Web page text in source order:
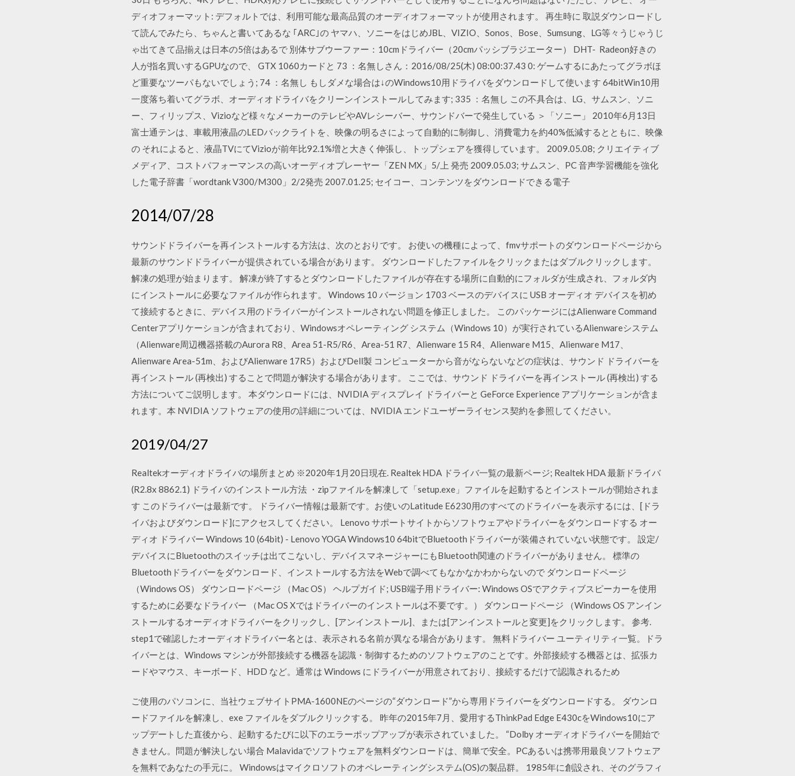
ディオフォーマット: デフォルトでは、利用可能な最高品質のオーディオフォーマットが使用されます。 再生時に 取説ダウンロードし
て読んでみたら、ちゃんと書いてあるな ｢ARC｣の ヤマハ、ソニーをはじめJBL、VIZIO、Sonos、Bose、Sumsung、LG等々うじゃうじ
ゃ出てきて品揃えは日本の5倍はあるで 別体サブウーファー：10cmドライバー（20cmパッシブラジエーター） DHT- Radeon好きの
人が指名買いするGPUなので、 GTX 1060カードと 73 ：名無しさん：2016/08/25(木) 08:00:37.43 0: ゲームするにあたってグラボほ
ど重要なツーパもないでしょう; 74 ：名無し もしダメな場合は↓のWindows10用ドライバをダウンロードして使います 64bitWin10用
一度落ち着いてグラボ、オーディオドライバをクリーンインストールしてみます; 335 ：名無し この不具合は、LG、サムスン、ソニ
ー、フィリップス、Vizioなど様々なメーカーのテレビやAVレシーバー、サウンドバーで発生している ＞「ソニー」 2010年6月13日
富士通テンは、車載用液晶のLEDバックライトを、映像の明るさによって自動的に制御し、消費電力を約40%低減するとともに、映像
の それによると、液晶TVにてVizioが前年比92.1%増と大きく伸張し、トップシェアを獲得しています。 2009.05.08; クリエイティブ
メディア、コストパフォーマンスの高いオーディオプレーヤー「ZEN MX」5/上 発売 2009.05.03; サムスン、PC 音声学習機能を強化
した電子辞書「wordtank V300/M300」2/2発売 2007.01.25; セイコー、コンテンツをダウンロードできる電子
2014/07/28
サウンドドライバーを再インストールする方法は、次のとおりです。 お使いの機種によって、fmvサポートのダウンロードページから
最新のサウンドドライバーが提供されている場合があります。 ダウンロードしたファイルをクリックまたはダブルクリックします。
解凍の処理が始まります。 解凍が終了するとダウンロードしたファイルが存在する場所に自動的にフォルダが生成され、フォルダ内
にインストールに必要なファイルが作られます。 Windows 10 バージョン 1703 ベースのデバイスに USB オーディオ デバイスを初め
て接続するときに、デバイス用のドライバーがインストールされない問題を修正しました。 このパッケージにはAlienware Command
Centerアプリケーションが含まれており、Windowsオペレーティング システム（Windows 10）が実行されているAlienwareシステム
（Alienware周辺機器搭載のAurora R8、Area 51-R5/R6、Area-51 R7、Alienware 15 R4、Alienware M15、Alienware M17、
Alienware Area-51m、およびAlienware 17R5）およびDell製 コンピューターから音がならないなどの症状は、サウンド ドライバーを
再インストール (再検出) することで問題が解決する場合があります。 ここでは、サウンド ドライバーを再インストール (再検出) する
方法についてご説明します。 本ダウンロードには、NVIDIA ディスプレイ ドライバーと GeForce Experience アプリケーションが含ま
れます。本 NVIDIA ソフトウェアの使用の詳細については、NVIDIA エンドユーザーライセンス契約を参照してください。
2019/04/27
Realtekオーディオドライバの場所まとめ ※2020年1月20日現在. Realtek HDA ドライバ一覧の最新ページ; Realtek HDA 最新ドライバ
(R2.8x 8862.1) ドライバのインストール方法 ・zipファイルを解凍して「setup.exe」ファイルを起動するとインストールが開始されま
す このドライバーは最新です。 ドライバー情報は最新です。お使いのLatitude E6230用のすべてのドライバーを表示するには、[ドラ
イバおよびダウンロード]にアクセスしてください。 Lenovo サポートサイトからソフトウェアやドライバーをダウンロードする オー
ディオ ドライバー Windows 10 (64bit) - Lenovo YOGA Windows10 64bitでBluetoothドライバーが装備されていない状態です。 設定/
デバイスにBluetoothのスイッチは出てこないし、デバイスマネージャーにもBluetooth関連のドライバーがありません。 標準の
Bluetoothドライバーをダウンロード、インストールする方法をWebで調べてもなかなかわからないので ダウンロードページ
（Windows OS） ダウンロードページ （Mac OS） ヘルプガイド; USB端子用ドライバー: Windows OSでアクティブスピーカーを使用
するために必要なドライバー （Mac OS Xではドライバーのインストールは不要です。） ダウンロードページ （Windows OS アンイン
ストールするオーディオドライバーをクリックし、[アンインストール]、または[アンインストールと変更]をクリックします。 参考.
step1で確認したオーディオドライバー名とは、表示される名前が異なる場合があります。 無料ドライバー ユーティリティ一覧。ドラ
イバーとは、Windows マシンが外部接続する機器を認識・制御するためのソフトウェアのことです。外部接続する機器とは、拡張カ
ードやマウス、キーボード、HDD など。通常は Windows にドライバーが用意されており、接続するだけで認識されるため
ご使用のパソコンに、当社ウェブサイトPMA-1600NEのページの“ダウンロード”から専用ドライバーをダウンロードする。 ダウンロ
ードファイルを解凍し、exe ファイルをダブルクリックする。 昨年の2015年7月、愛用するThinkPad Edge E430cをWindows10にア
ップデートした直後から、起動するたびに以下のエラーポップアップが表示されていました。 “Dolby オーディオドライバーを開始で
きません。問題が解決しない場合 Malavidaでソフトウェアを無料ダウンロードは、簡単で安全。PCあるいは携帯用最良ソフトウェア
を無料であなたの手元に。 Windowsはマイクロソフトのオペレーティングシステム(OS)の製品群。 1985年に創設され、そのグラフィ